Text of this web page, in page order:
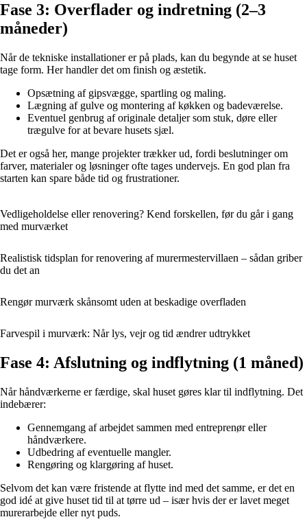
Fase 3: Overflader og indretning (2–3
måneder)
Når de tekniske installationer er på plads, kan du begynde at se huset
tage form. Her handler det om finish og æstetik.
Opsætning af gipsvægge, spartling og maling.
Lægning af gulve og montering af køkken og badeværelse.
Eventuel genbrug af originale detaljer som stuk, døre eller
trægulve for at bevare husets sjæl.
Det er også her, mange projekter trækker ud, fordi beslutninger om
farver, materialer og løsninger ofte tages undervejs. En god plan fra
starten kan spare både tid og frustrationer.
Vedligeholdelse eller renovering? Kend forskellen, før du går i gang
med murværket
Realistisk tidsplan for renovering af murermestervillaen – sådan griber
du det an
Rengør murværk skånsomt uden at beskadige overfladen
Farvespil i murværk: Når lys, vejr og tid ændrer udtrykket
Fase 4: Afslutning og indflytning (1 måned)
Når håndværkerne er færdige, skal huset gøres klar til indflytning. Det
indebærer:
Gennemgang af arbejdet sammen med entreprenør eller
håndværkere.
Udbedring af eventuelle mangler.
Rengøring og klargøring af huset.
Selvom det kan være fristende at flytte ind med det samme, er det en
god idé at give huset tid til at tørre ud – især hvis der er lavet meget
murerarbejde eller nyt puds.